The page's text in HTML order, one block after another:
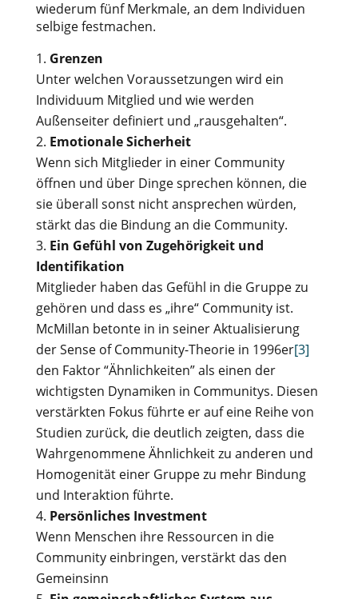
wiederum fünf Merkmale, an dem Individuen
selbige festmachen.
Grenzen
Unter welchen Voraussetzungen wird ein
Individuum Mitglied und wie werden
Außenseiter definiert und „rausgehalten“.
Emotionale Sicherheit
Wenn sich Mitglieder in einer Community
öffnen und über Dinge sprechen können, die
sie überall sonst nicht ansprechen würden,
stärkt das die Bindung an die Community.
Ein Gefühl von Zugehörigkeit und
Identifikation
Mitglieder haben das Gefühl in die Gruppe zu
gehören und dass es „ihre“ Community ist.
McMillan betonte in in seiner Aktualisierung
der Sense of Community-Theorie in 1996er[3]
den Faktor “Ähnlichkeiten” als einen der
wichtigsten Dynamiken in Communitys. Diesen
verstärkten Fokus führte er auf eine Reihe von
Studien zurück, die deutlich zeigten, dass die
Wahrgenommene Ähnlichkeit zu anderen und
Homogenität einer Gruppe zu mehr Bindung
und Interaktion führte.
Persönliches Investment
Wenn Menschen ihre Ressourcen in die
Community einbringen, verstärkt das den
Gemeinsinn